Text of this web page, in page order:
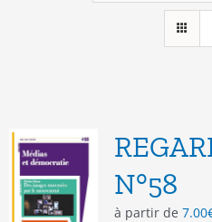
N°58
à partir de 7.00